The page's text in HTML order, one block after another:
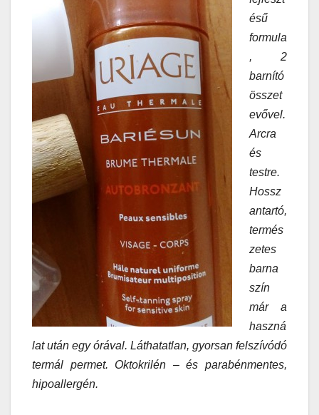
ésű
formula
, 2
barnító
összet
evővel.
Arcra
és
testre.
Hossz
antartó,
termés
zetes
barna
szín
már a
haszná
lat után egy órával. Láthatatlan, gyorsan felszívódó
termál permet. Oktokrilén – és parabénmentes,
hipoallergén.